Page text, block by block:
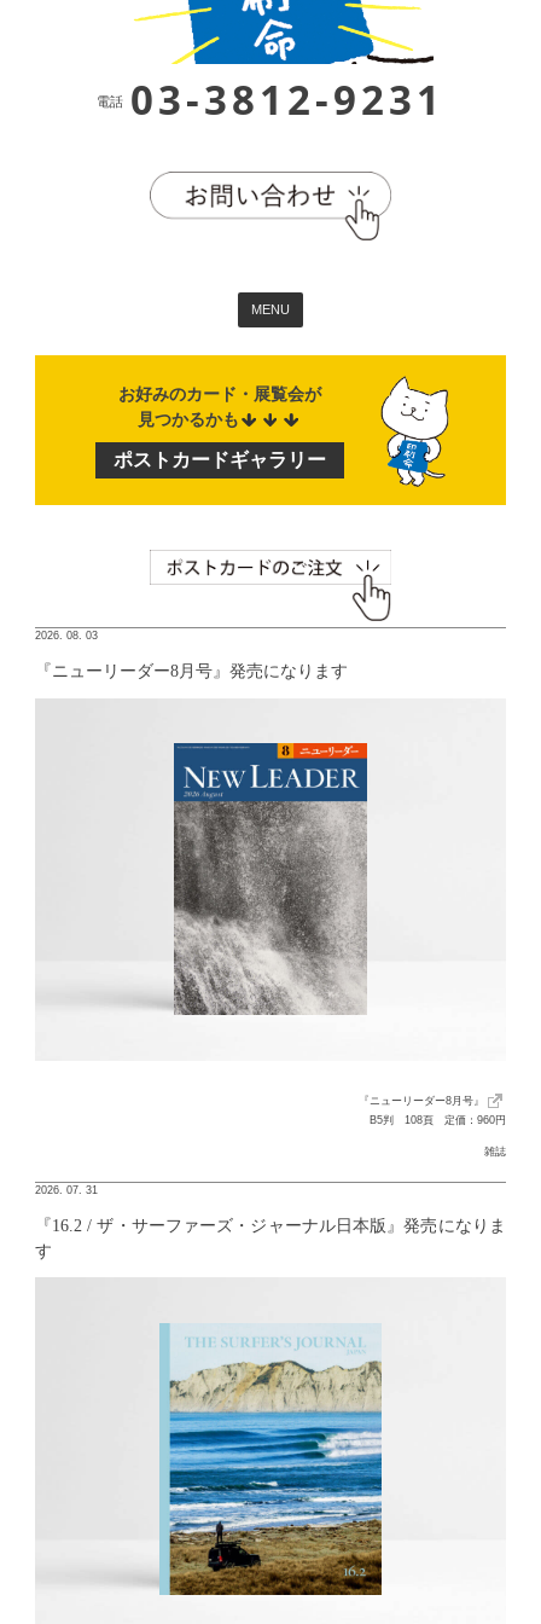
電話 03-3812-9231
MENU
お好みのカード・展覧会が
見つかるかも
ポストカードギャラリー
2026. 08. 03
『ニューリーダー8月号』発売になります
『ニューリーダー8月号』
B5判 108頁 定価：960円
雑誌
2026. 07. 31
『16.2 / ザ・サーファーズ・ジャーナル日本版』発売になりま
す